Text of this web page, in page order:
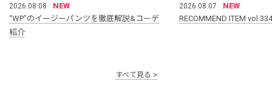
2026.08.08
NEW
“WP”のイージーパンツを徹底解説&コーデ
紹介
2026.08.07
NEW
RECOMMEND ITEM vol.334
すべて見る